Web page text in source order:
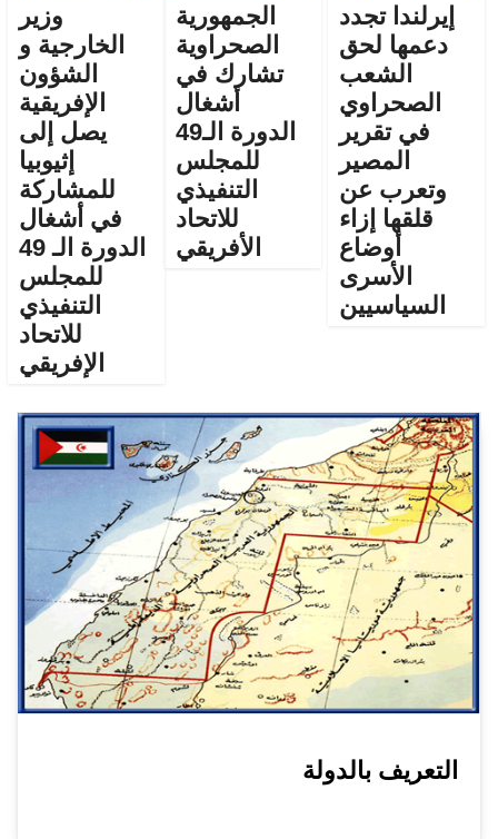
إيرلندا تجدد
دعمها لحق
الشعب
الصحراوي
في تقرير
المصير
وتعرب عن
قلقها إزاء
أوضاع
الأسرى
السياسيين
الجمهورية
الصحراوية
تشارك في
أشغال
الدورة الـ49
للمجلس
التنفيذي
للاتحاد
الأفريقي
وزير
الخارجية و
الشؤون
الإفريقية
يصل إلى
إثيوبيا
للمشاركة
في أشغال
الدورة الـ 49
للمجلس
التنفيذي
للاتحاد
الإفريقي
التعريف بالدولة